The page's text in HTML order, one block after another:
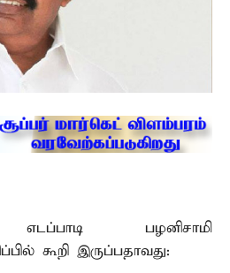
பழனிசாமி
கூறி இருப்பதாவது: